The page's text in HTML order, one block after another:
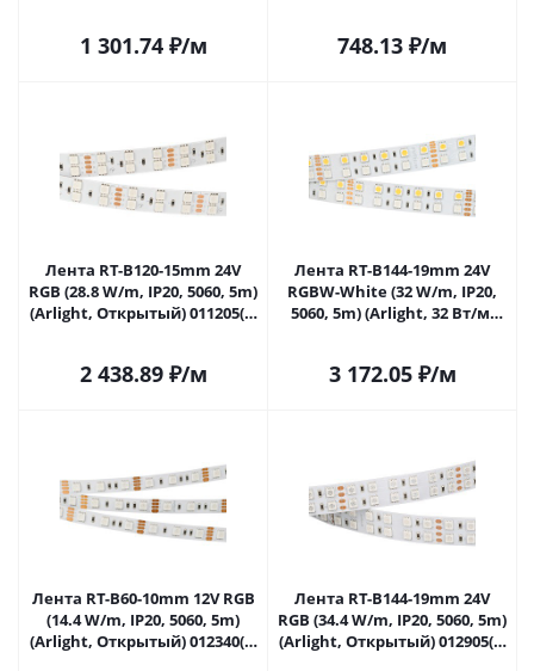
1 301.74₽/м 748.13 ₽/м
Лента RT-B120-15mm 24V
RGB (28.8 W/m, IP20, 5060, 5m)
(Arlight, Открытый) 011205(2)
2 438.89₽/м
Лента RT-B144-19mm 24V
RGBW-White (32 W/m, IP20,
5060, 5m) (Arlight, 32 Вт/м,
3 172.05₽/м
Лента RT-B60-10mm 12V RGB
(14.4 W/m, IP20, 5060, 5m)
(Arlight, Открытый) 012340(2)
Лента RT-B144-19mm 24V
RGB (34.4 W/m, IP20, 5060, 5m)
(Arlight, Открытый) 012905(2)